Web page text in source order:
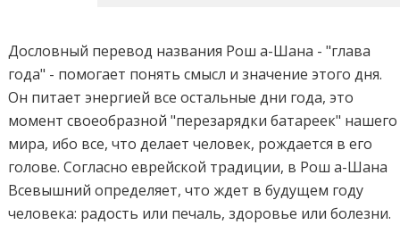
Дословный перевод названия Рош а-Шана - "глава
года" - помогает понять смысл и значение этого дня.
Он питает энергией все остальные дни года, это
момент своеобразной "перезарядки батареек" нашего
мира, ибо все, что делает человек, рождается в его
голове. Согласно еврейской традиции, в Рош а-Шана
Всевышний определяет, что ждет в будущем году
человека: радость или печаль, здоровье или болезни.